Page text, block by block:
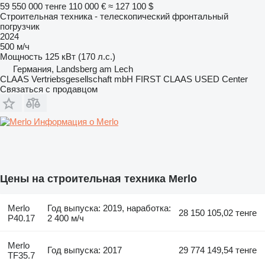
59 550 000 тенге 110 000 € ≈ 127 100 $
Строительная техника - телескопический фронтальный
погрузчик
2024
500 м/ч
Мощность 125 кВт (170 л.с.)
Германия, Landsberg am Lech
CLAAS Vertriebsgesellschaft mbH FIRST CLAAS USED Center
Связаться с продавцом
Информация о Merlo
Цены на строительная техника Merlo
Merlo
P40.17
Год выпуска: 2019, наработка:
2 400 м/ч
28 150 105,02 тенге
Merlo
TF35.7
Год выпуска: 2017 29 774 149,54 тенге